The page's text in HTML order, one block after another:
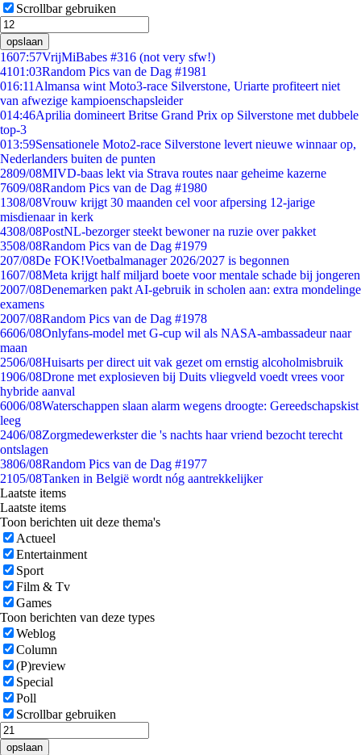
Scrollbar gebruiken
opslaan
1607:57VrijMiBabes #316 (not very sfw!)
4101:03Random Pics van de Dag #1981
016:11 Almansa wint Moto3-race Silverstone, Uriarte profiteert niet
van afwezige kampioenschapsleider
014:46Aprilia domineert Britse Grand Prix op Silverstone met dubbele
top-3
013:59Sensationele Moto2-race Silverstone levert nieuwe winnaar op,
Nederlanders buiten de punten
2809/08MIVD-baas lekt via Strava routes naar geheime kazerne
7609/08Random Pics van de Dag #1980
1308/08Vrouw krijgt 30 maanden cel voor afpersing 12-jarige
misdienaar in kerk
4308/08PostNL-bezorger steekt bewoner na ruzie over pakket
3508/08Random Pics van de Dag #1979
207/08De FOK!Voetbalmanager 2026/2027 is begonnen
1607/08Meta krijgt half miljard boete voor mentale schade bij jongeren
2007/08Denemarken pakt AI-gebruik in scholen aan: extra mondelinge
examens
2007/08Random Pics van de Dag #1978
6606/08Onlyfans-model met G-cup wil als NASA-ambassadeur naar
maan
2506/08Huisarts per direct uit vak gezet om ernstig alcoholmisbruik
1906/08Drone met explosieven bij Duits vliegveld voedt vrees voor
hybride aanval
6006/08Waterschappen slaan alarm wegens droogte: Gereedschapskist
leeg
2406/08Zorgmedewerkster die 's nachts haar vriend bezocht terecht
ontslagen
3806/08Random Pics van de Dag #1977
2105/08Tanken in België wordt nóg aantrekkelijker
Laatste items
Laatste items
Toon berichten uit deze thema's
Actueel
Entertainment
Sport
Film & Tv
Games
Toon berichten van deze types
Weblog
Column
(P)review
Special
Poll
Scrollbar gebruiken
opslaan